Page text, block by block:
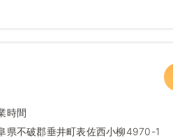
時間
県不破郡垂井町表佐西小柳4970-1